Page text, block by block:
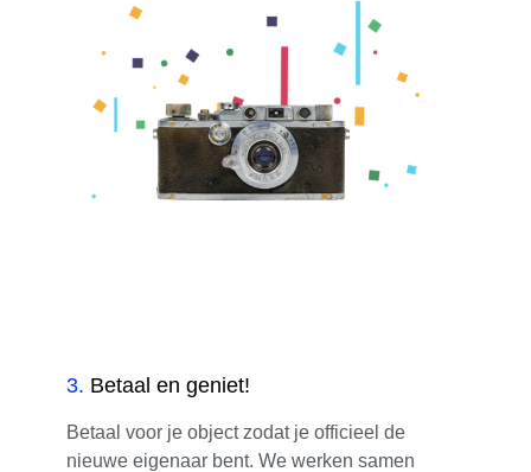
3. Betaal en geniet!
Betaal voor je object zodat je officieel de
nieuwe eigenaar bent. We werken samen